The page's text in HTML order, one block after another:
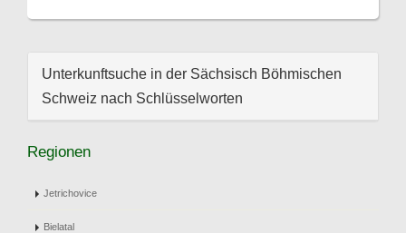
Unterkunftsuche in der Sächsisch Böhmischen
Schweiz nach Schlüsselworten
Regionen
Jetrichovice
Bielatal